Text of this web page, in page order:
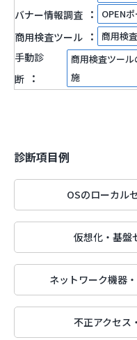
バナー情報調査 OPEN
商用検査ツール 商用検
手動診
断
商用検査ツー
施
診断項目例
OSのローカル
仮想化・基盤
ネットワーク機器
不正アクセス